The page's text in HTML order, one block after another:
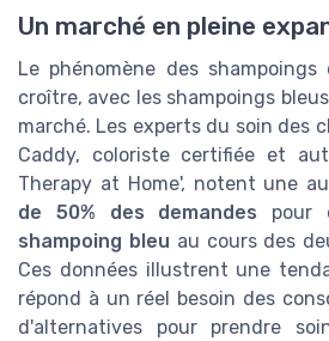
Un marché en pleine
Le phénomène des
croître, avec les shampoings
marché. Les experts du soin des
Caddy, coloriste certifiée et
Therapy at Home', notent une
de 50% des demandes pour
shampoing bleu au cours des
Ces données illustrent une
répond à un réel besoin des
d'alternatives pour prendre